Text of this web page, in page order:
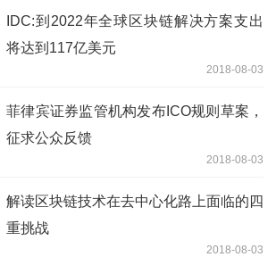
IDC:到2022年全球区块链解决方案支出
将达到117亿美元
2018-08-03
菲律宾证券监管机构发布ICO规则草案，
征求公众反馈
2018-08-03
解读区块链技术在去中心化路上面临的四
重挑战
2018-08-03